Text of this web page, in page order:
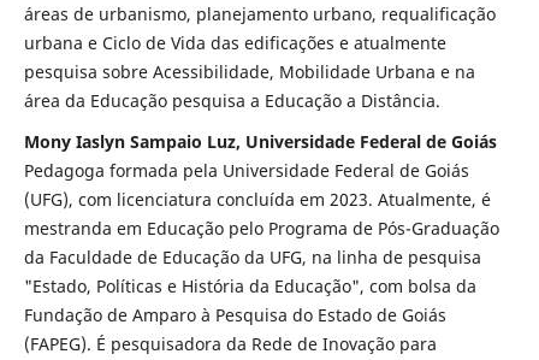
áreas de urbanismo, planejamento urbano, requalificação
urbana e Ciclo de Vida das edificações e atualmente
pesquisa sobre Acessibilidade, Mobilidade Urbana e na
área da Educação pesquisa a Educação a Distância.
Mony Iaslyn Sampaio Luz, Universidade Federal de Goiás
Pedagoga formada pela Universidade Federal de Goiás
(UFG), com licenciatura concluída em 2023. Atualmente, é
mestranda em Educação pelo Programa de Pós-Graduação
da Faculdade de Educação da UFG, na linha de pesquisa
"Estado, Políticas e História da Educação", com bolsa da
Fundação de Amparo à Pesquisa do Estado de Goiás
(FAPEG). É pesquisadora da Rede de Inovação para